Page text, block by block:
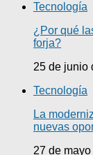
Tecnología
¿Por qué
forja?
25 de junio
Tecnología
La
nuevas
27 de